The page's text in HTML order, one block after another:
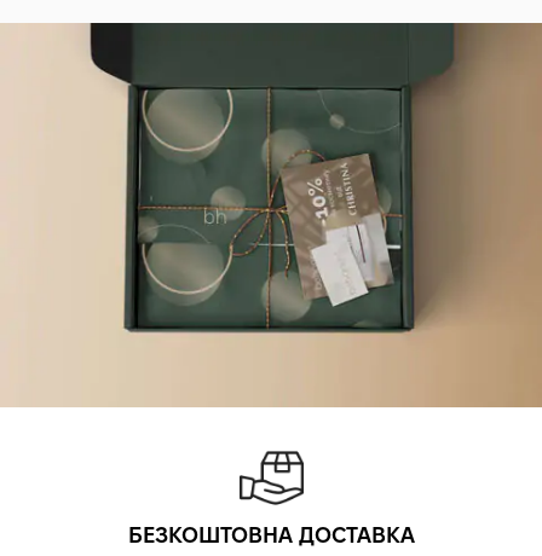
БЕЗКОШТОВНА ДОСТАВКА